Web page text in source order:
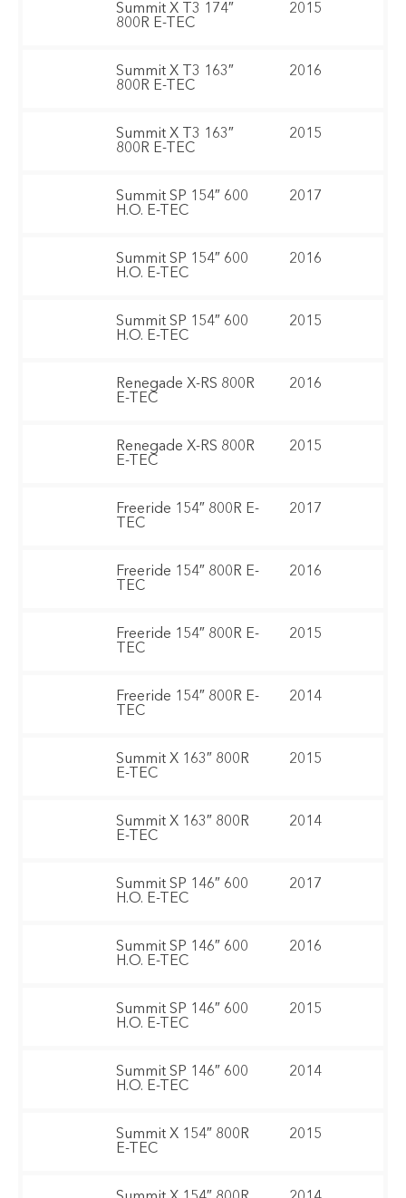
Summit X T3 174″
800R E-TEC
2015
Summit X T3 163″
800R E-TEC
2016
Summit X T3 163″
800R E-TEC
2015
Summit SP 154″ 600
H.O. E-TEC
2017
Summit SP 154″ 600
H.O. E-TEC
2016
Summit SP 154″ 600
H.O. E-TEC
2015
Renegade X-RS 800R
E-TEC
2016
Renegade X-RS 800R
E-TEC
2015
Freeride 154″ 800R E-
TEC
2017
Freeride 154″ 800R E-
TEC
2016
Freeride 154″ 800R E-
TEC
2015
Freeride 154″ 800R E-
TEC
2014
Summit X 163″ 800R
E-TEC
2015
Summit X 163″ 800R
E-TEC
2014
Summit SP 146″ 600
H.O. E-TEC
2017
Summit SP 146″ 600
H.O. E-TEC
2016
Summit SP 146″ 600
H.O. E-TEC
2015
Summit SP 146″ 600
H.O. E-TEC
2014
Summit X 154″ 800R
E-TEC
2015